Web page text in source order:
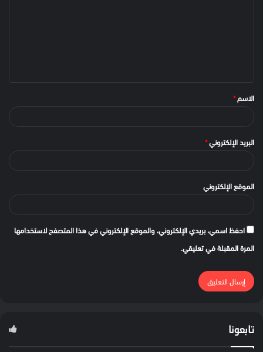
الاسم*
البريد الإلكتروني*
الموقع الإلكتروني
احفظ اسمي، بريدي الإلكتروني، والموقع الإلكتروني في هذا المتصفح لاستخدامها
المرة المقبلة في تعليقي.
تابعونا